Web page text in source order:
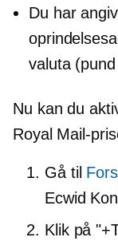
Du har
valuta
Nu kan du
Royal Mail-
Gå til
Ecwid
Klik på